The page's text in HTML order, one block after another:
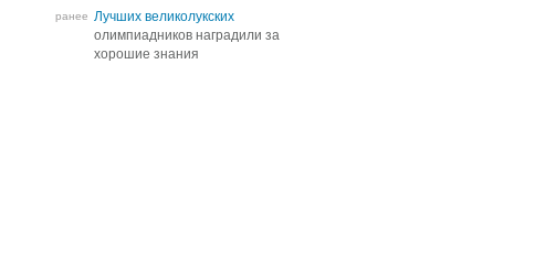
ранее Лучших великолукских
олимпиадников наградили за
хорошие знания
Лучших великолукских
олимпиадников наградили за
хорошие знания